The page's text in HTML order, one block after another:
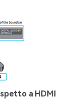
a HDMI